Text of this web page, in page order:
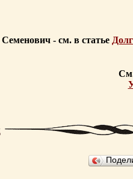
- см. в статье